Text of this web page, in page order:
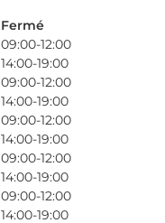
Fermé
09:00-12:00
14:00-19:00
09:00-12:00
14:00-19:00
09:00-12:00
14:00-19:00
09:00-12:00
14:00-19:00
09:00-12:00
14:00-19:00